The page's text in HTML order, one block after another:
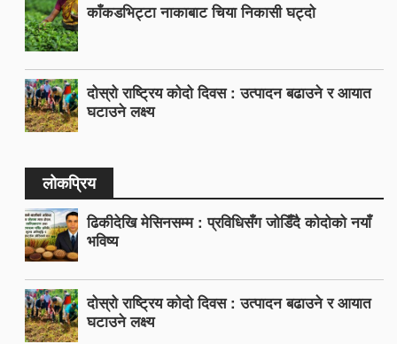
काँकडभिट्टा नाकाबाट चिया निकासी घट्दो
दोस्रो राष्ट्रिय कोदो दिवस : उत्पादन बढाउने र आयात
घटाउने लक्ष्य
लोकप्रिय
ढिकीदेखि मेसिनसम्म : प्रविधिसँग जोडिँदै कोदोको नयाँ
भविष्य
दोस्रो राष्ट्रिय कोदो दिवस : उत्पादन बढाउने र आयात
घटाउने लक्ष्य